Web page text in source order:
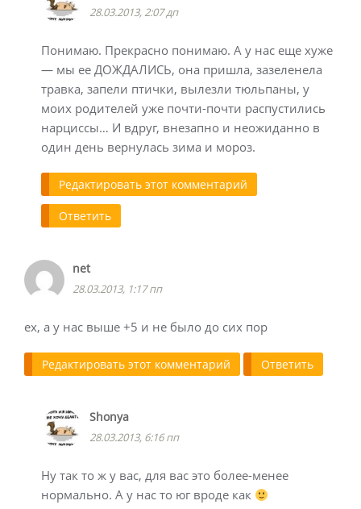
28.03.2013, 2:07 дп
Понимаю. Прекрасно понимаю. А у нас еще хуже
— мы ее ДОЖДАЛИСЬ, она пришла, зазеленела
травка, запели птички, вылезли тюльпаны, у
моих родителей уже почти-почти распустились
нарциссы… И вдруг, внезапно и неожиданно в
один день вернулась зима и мороз.
Редактировать этот комментарий
Ответить
net
28.03.2013, 1:17 пп
ех, а у нас выше +5 и не было до сих пор
Редактировать этот комментарий Ответить
Shonya
28.03.2013, 6:16 пп
Ну так то ж у вас, для вас это более-менее
нормально. А у нас то юг вроде как